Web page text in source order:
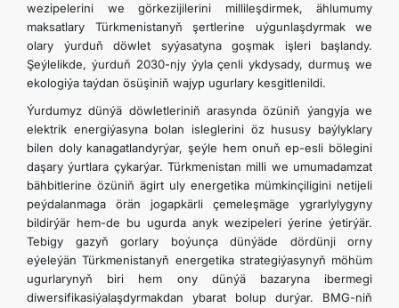
wezipelerini we görkezijilerini millileşdirmek, ählumumy
maksatlary Türkmenistanyň şertlerine uýgunlaşdyrmak we
olary ýurduň döwlet syýasatyna goşmak işleri başlandy.
Şeýlelikde, ýurduň 2030-njy ýyla çenli ykdysady, durmuş we
ekologiýa taýdan ösüşiniň wajyp ugurlary kesgitlenildi.
Ýurdumyz dünýä döwletleriniň arasynda özüniň ýangyja we
elektrik energiýasyna bolan isleglerini öz hususy baýlyklary
bilen doly kanagatlandyrýar, şeýle hem onuň ep-esli bölegini
daşary ýurtlara çykarýar. Türkmenistan milli we umumadamzat
bähbitlerine özüniň ägirt uly energetika mümkinçiligini netijeli
peýdalanmaga örän jogapkärli çemeleşmäge ygrarlylygyny
bildirýär hem-de bu ugurda anyk wezipeleri ýerine ýetirýär.
Tebigy gazyň gorlary boýunça dünýäde dördünji orny
eýeleýän Türkmenistanyň energetika strategiýasynyň möhüm
ugurlarynyň biri hem ony dünýä bazaryna ibermegi
diwersifikasiýalaşdyrmakdan ybarat bolup durýar. BMG-niň